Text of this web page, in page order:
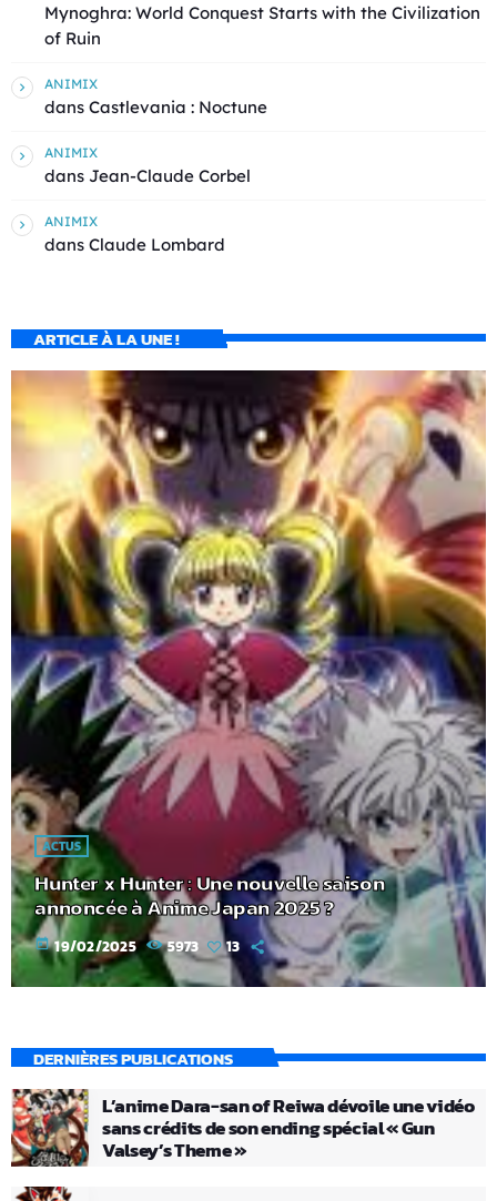
Mynoghra: World Conquest Starts with the Civilization
of Ruin
ANIMIX
dans Castlevania : Noctune
ANIMIX
dans Jean-Claude Corbel
ANIMIX
dans Claude Lombard
ARTICLE À LA UNE !
ACTUS
Hunter x Hunter : Une nouvelle saison
annoncée à Anime Japan 2025 ?
today 19/02/2025 5973 13
DERNIÈRES PUBLICATIONS
L’anime Dara-san of Reiwa dévoile une vidéo
sans crédits de son ending spécial « Gun
Valsey’s Theme »